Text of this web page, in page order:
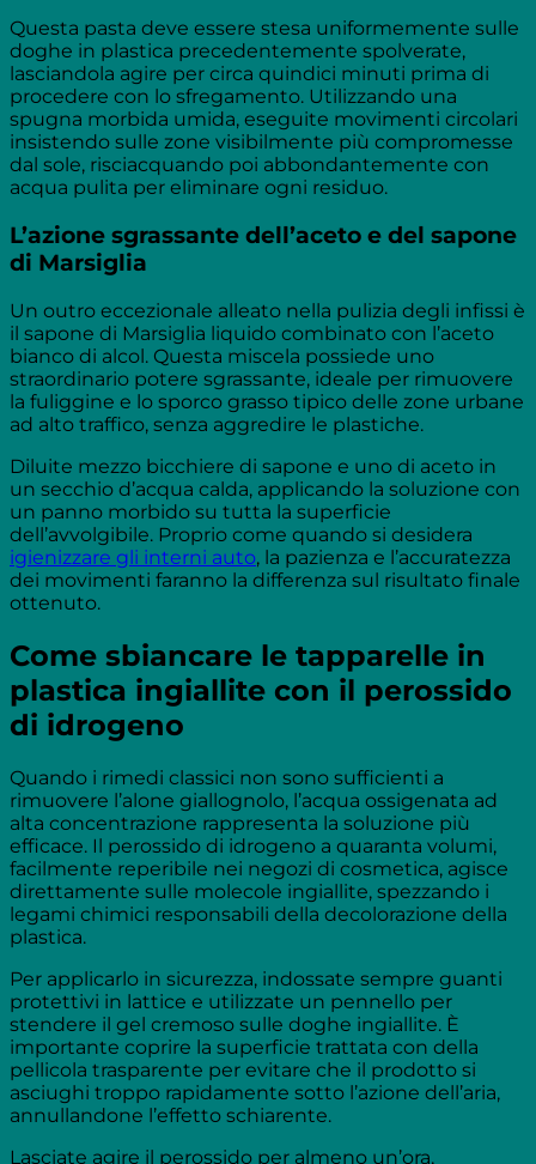
Questa pasta deve essere stesa uniformemente sulle
doghe in plastica precedentemente spolverate,
lasciandola agire per circa quindici minuti prima di
procedere con lo sfregamento. Utilizzando una
spugna morbida umida, eseguite movimenti circolari
insistendo sulle zone visibilmente più compromesse
dal sole, risciacquando poi abbondantemente con
acqua pulita per eliminare ogni residuo.
L’azione sgrassante dell’aceto e del sapone
di Marsiglia
Un outro eccezionale alleato nella pulizia degli infissi è
il sapone di Marsiglia liquido combinato con l’aceto
bianco di alcol. Questa miscela possiede uno
straordinario potere sgrassante, ideale per rimuovere
la fuliggine e lo sporco grasso tipico delle zone urbane
ad alto traffico, senza aggredire le plastiche.
Diluite mezzo bicchiere di sapone e uno di aceto in
un secchio d’acqua calda, applicando la soluzione con
un panno morbido su tutta la superficie
dell’avvolgibile. Proprio come quando si desidera
igienizzare gli interni auto, la pazienza e l’accuratezza
dei movimenti faranno la differenza sul risultato finale
ottenuto.
Come sbiancare le tapparelle in
plastica ingiallite con il perossido
di idrogeno
Quando i rimedi classici non sono sufficienti a
rimuovere l’alone giallognolo, l’acqua ossigenata ad
alta concentrazione rappresenta la soluzione più
efficace. Il perossido di idrogeno a quaranta volumi,
facilmente reperibile nei negozi di cosmetica, agisce
direttamente sulle molecole ingiallite, spezzando i
legami chimici responsabili della decolorazione della
plastica.
Per applicarlo in sicurezza, indossate sempre guanti
protettivi in lattice e utilizzate un pennello per
stendere il gel cremoso sulle doghe ingiallite. È
importante coprire la superficie trattata con della
pellicola trasparente per evitare che il prodotto si
asciughi troppo rapidamente sotto l’azione dell’aria,
annullandone l’effetto schiarente.
Lasciate agire il perossido per almeno un’ora,